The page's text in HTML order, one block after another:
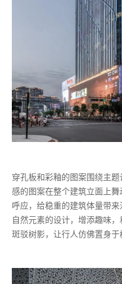
穿孔板和彩釉的图案围绕主
感的图案在整个建筑立面上舞
呼应，给稳重的建筑体量带
自然元素的设计，增添趣味
斑驳树影，让行人仿佛置身于